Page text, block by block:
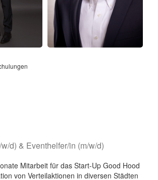
d) & Eventhelfer/in (m/w/d)
Mitarbeit für das Start-Up Good Hood
von Verteilaktionen in diversen Städten